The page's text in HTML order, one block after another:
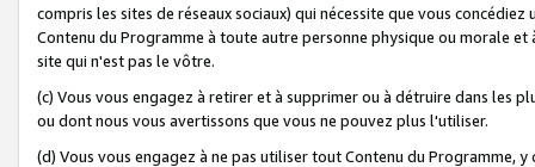
compris les sites de réseaux sociaux) qui nécessite que vous
Contenu du Programme à toute autre personne physique ou morale
site qui n'est pas le vôtre.
(c) Vous vous engagez à retirer et à supprimer ou à détruire dans les
ou dont nous vous avertissons que vous ne pouvez plus l'utiliser.
(d) Vous vous engagez à ne pas utiliser tout Contenu du Programme,